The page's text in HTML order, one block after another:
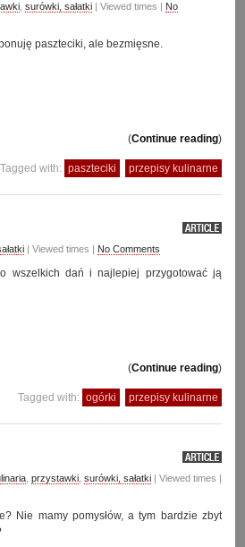
surówki, sałatki | Viewed times | No
paszteciki, ale bezmięsne.
(Continue reading)
Tagged with: paszteciki przepisy kulinarne
| Viewed times | No Comments
wszelkich dań i najlepiej przygotować ją
(Continue reading)
Tagged with: ogórki przepisy kulinarne
przystawki surówki, sałatki | Viewed times |
Nie mamy pomysłów, a tym bardzie zbyt